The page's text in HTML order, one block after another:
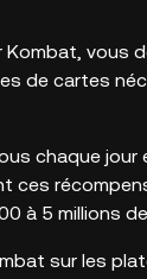
Kombat,
de cartes
chaque jour
ces
à 5 millions
sur les